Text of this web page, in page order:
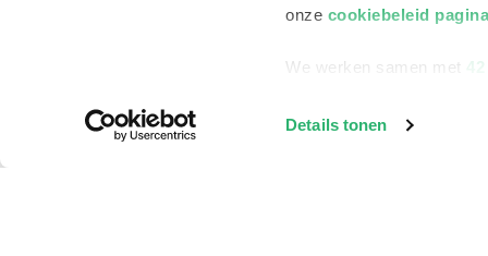
onze cookiebeleid pagina
We werken samen met
Details tonen